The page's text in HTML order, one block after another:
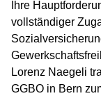
Ihre
vollständiger
Lorenz Naegeli
GGBO in Bern